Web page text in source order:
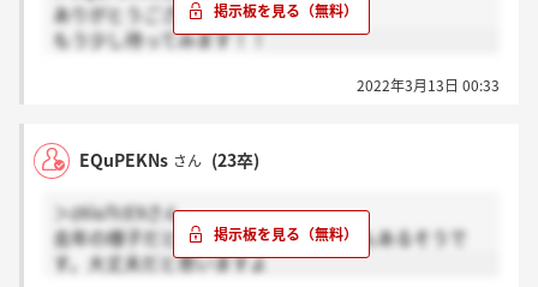
ありがとうございます！
もう少し待ってみます！！
2022年3月13日 00:33
EQuPEKNs さん (23卒)
＞zXiuTcE9さん
去年の様子だと明日の連絡ということもあるそうで
す。大丈夫だと思いますよ